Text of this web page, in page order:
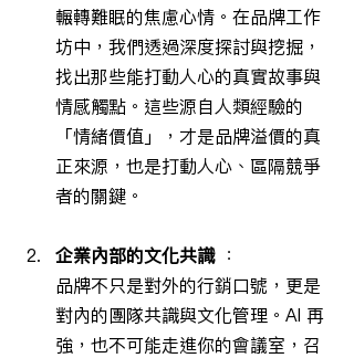
輾轉難眠的焦慮心情。在品牌工作
坊中，我們透過深度探討與挖掘，
找出那些能打動人心的真實故事與
情感觸點。這些源自人類經驗的
「情緒價值」，才是品牌溢價的真
正來源，也是打動人心、區隔競爭
者的關鍵。
企業內部的文化共識 ：
品牌不只是對外的行銷口號，更是
對內的團隊共識與文化管理。AI 再
強，也不可能走進你的會議室，召